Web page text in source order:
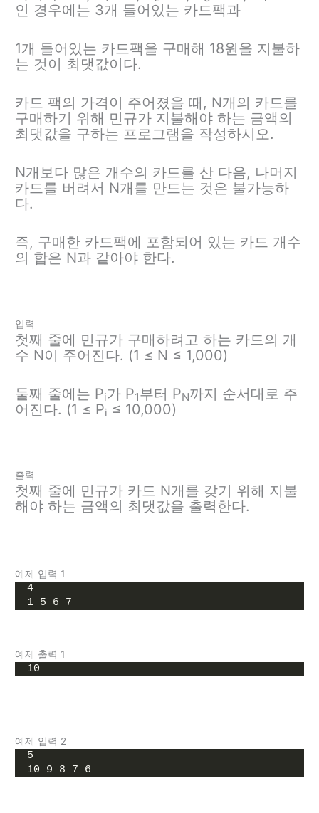
인 경우에는 3개 들어있는 카드팩과
1개 들어있는 카드팩을 구매해 18원을 지불하
는 것이 최댓값이다.
카드 팩의 가격이 주어졌을 때, N개의 카드를
구매하기 위해 민규가 지불해야 하는 금액의
최댓값을 구하는 프로그램을 작성하시오.
N개보다 많은 개수의 카드를 산 다음, 나머지
카드를 버려서 N개를 만드는 것은 불가능하
다.
즉, 구매한 카드팩에 포함되어 있는 카드 개수
의 합은 N과 같아야 한다.
입력
첫째 줄에 민규가 구매하려고 하는 카드의 개
수 N이 주어진다. (1 ≤ N ≤ 1,000)
둘째 줄에는 Pi가 P1부터 PN까지 순서대로 주
어진다. (1 ≤ Pi ≤ 10,000)
출력
첫째 줄에 민규가 카드 N개를 갖기 위해 지불
해야 하는 금액의 최댓값을 출력한다.
예제 입력 1
4
1 5 6 7
예제 출력 1
10
예제 입력 2
5
10 9 8 7 6